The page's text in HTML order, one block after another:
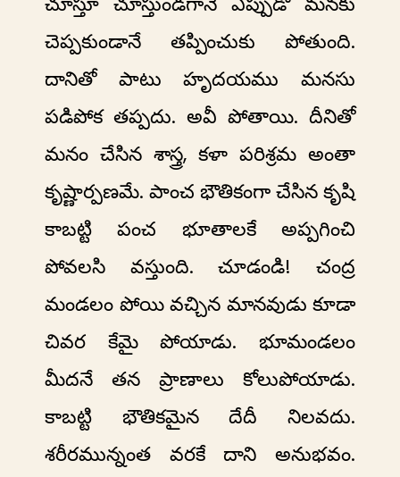
చెప్పకుండానే తప్పించుకు పోతుంది.
దానితో పాటు హృదయము మనసు
పడిపోక తప్పదు. అవీ పోతాయి. దీనితో
మనం చేసిన శాస్త్ర, కళా పరిశ్రమ అంతా
కృష్ణార్పణమే. పాంచ భౌతికంగా చేసిన కృషి
కాబట్టి పంచ భూతాలకే అప్పగించి
పోవలసి వస్తుంది. చూడండి! చంద్ర
మండలం పోయి వచ్చిన మానవుడు కూడా
చివర కేమై పోయాడు. భూమండలం
మీదనే తన ప్రాణాలు కోలుపోయాడు.
కాబట్టి భౌతికమైన దేదీ నిలవదు.
శరీరమున్నంత వరకే దాని అనుభవం.